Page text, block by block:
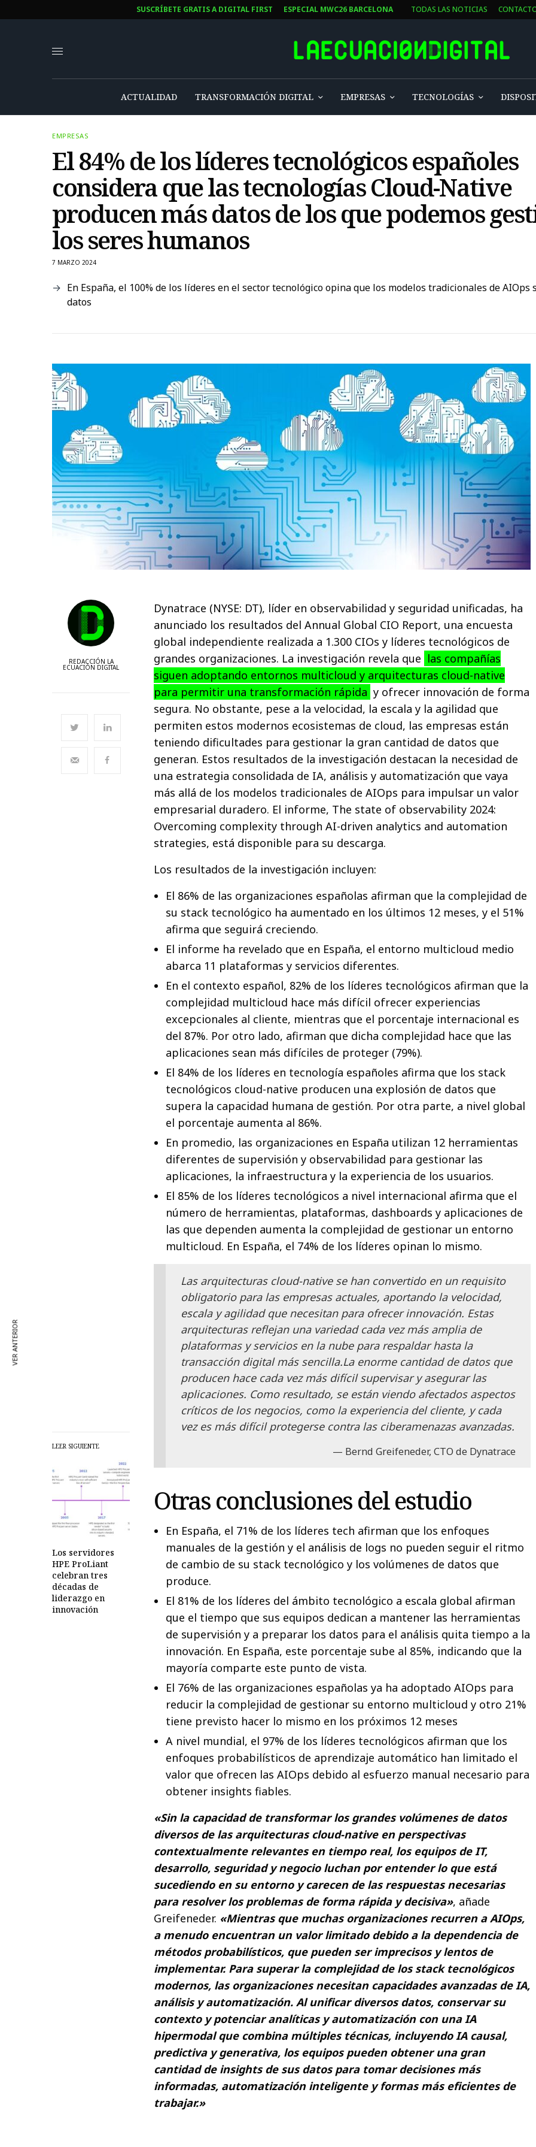
SUSCRÍBETE GRATIS A DIGITAL FIRST ESPECIAL MWC26 BARCELONA TODAS LAS NOTICIAS
ACTUALIDAD TRANSFORMACIÓN DIGITAL EMPRESAS TECNOLOGÍAS
EMPRESAS
El 84% de los líderes tecnológicos españoles
considera que las tecnologías Cloud-Native
producen más datos de los que podemos
los seres humanos
7 MARZO 2024
En España, el 100% de los líderes en el sector tecnológico opina que los modelos tradicionales de
datos
REDACCIÓN LA
ECUACIÓN DIGITAL
LEER SIGUIENTE
Los servidores
HPE ProLiant
celebran tres
décadas de
liderazgo en
innovación
Dynatrace (NYSE: DT), líder en observabilidad y seguridad unificadas, ha
anunciado los resultados del Annual Global CIO Report, una encuesta
global independiente realizada a 1.300 CIOs y líderes tecnológicos de
grandes organizaciones. La investigación revela que las compañías
siguen adoptando entornos multicloud y arquitecturas cloud-native
para permitir una transformación rápida y ofrecer innovación de forma
segura. No obstante, pese a la velocidad, la escala y la agilidad que
permiten estos modernos ecosistemas de cloud, las empresas están
teniendo dificultades para gestionar la gran cantidad de datos que
generan. Estos resultados de la investigación destacan la necesidad de
una estrategia consolidada de IA, análisis y automatización que vaya
más allá de los modelos tradicionales de AIOps para impulsar un valor
empresarial duradero. El informe, The state of observability 2024:
Overcoming complexity through AI-driven analytics and automation
strategies, está disponible para su descarga.
Los resultados de la investigación incluyen:
El 86% de las organizaciones españolas afirman que la complejidad de
su stack tecnológico ha aumentado en los últimos 12 meses, y el 51%
afirma que seguirá creciendo.
El informe ha revelado que en España, el entorno multicloud medio
abarca 11 plataformas y servicios diferentes.
En el contexto español, 82% de los líderes tecnológicos afirman que la
complejidad multicloud hace más difícil ofrecer experiencias
excepcionales al cliente, mientras que el porcentaje internacional es
del 87%. Por otro lado, afirman que dicha complejidad hace que las
aplicaciones sean más difíciles de proteger (79%).
El 84% de los líderes en tecnología españoles afirma que los stack
tecnológicos cloud-native producen una explosión de datos que
supera la capacidad humana de gestión. Por otra parte, a nivel global
el porcentaje aumenta al 86%.
En promedio, las organizaciones en España utilizan 12 herramientas
diferentes de supervisión y observabilidad para gestionar las
aplicaciones, la infraestructura y la experiencia de los usuarios.
El 85% de los líderes tecnológicos a nivel internacional afirma que el
número de herramientas, plataformas, dashboards y aplicaciones de
las que dependen aumenta la complejidad de gestionar un entorno
multicloud. En España, el 74% de los líderes opinan lo mismo.
Las arquitecturas cloud-native se han convertido en un requisito
obligatorio para las empresas actuales, aportando la velocidad,
escala y agilidad que necesitan para ofrecer innovación. Estas
arquitecturas reflejan una variedad cada vez más amplia de
plataformas y servicios en la nube para respaldar hasta la
transacción digital más sencilla.La enorme cantidad de datos que
producen hace cada vez más difícil supervisar y asegurar las
aplicaciones. Como resultado, se están viendo afectados aspectos
críticos de los negocios, como la experiencia del cliente, y cada
vez es más difícil protegerse contra las ciberamenazas avanzadas.
Bernd Greifeneder, CTO de Dynatrace
Otras conclusiones del estudio
En España, el 71% de los líderes tech afirman que los enfoques
manuales de la gestión y el análisis de logs no pueden seguir el ritmo
de cambio de su stack tecnológico y los volúmenes de datos que
produce.
El 81% de los líderes del ámbito tecnológico a escala global afirman
que el tiempo que sus equipos dedican a mantener las herramientas
de supervisión y a preparar los datos para el análisis quita tiempo a la
innovación. En España, este porcentaje sube al 85%, indicando que la
mayoría comparte este punto de vista.
El 76% de las organizaciones españolas ya ha adoptado AIOps para
reducir la complejidad de gestionar su entorno multicloud y otro 21%
tiene previsto hacer lo mismo en los próximos 12 meses
A nivel mundial, el 97% de los líderes tecnológicos afirman que los
enfoques probabilísticos de aprendizaje automático han limitado el
valor que ofrecen las AIOps debido al esfuerzo manual necesario para
obtener insights fiables.
«Sin la capacidad de transformar los grandes volúmenes de datos
diversos de las arquitecturas cloud-native en perspectivas
contextualmente relevantes en tiempo real, los equipos de IT,
desarrollo, seguridad y negocio luchan por entender lo que está
sucediendo en su entorno y carecen de las respuestas necesarias
para resolver los problemas de forma rápida y decisiva», añade
Greifeneder. «Mientras que muchas organizaciones recurren a AIOps,
a menudo encuentran un valor limitado debido a la dependencia de
métodos probabilísticos, que pueden ser imprecisos y lentos de
implementar. Para superar la complejidad de los stack tecnológicos
modernos, las organizaciones necesitan capacidades avanzadas de IA,
análisis y automatización. Al unificar diversos datos, conservar su
contexto y potenciar analíticas y automatización con una IA
hipermodal que combina múltiples técnicas, incluyendo IA causal,
predictiva y generativa, los equipos pueden obtener una gran
cantidad de insights de sus datos para tomar decisiones más
informadas, automatización inteligente y formas más eficientes de
trabajar.»
VER ANTERIOR